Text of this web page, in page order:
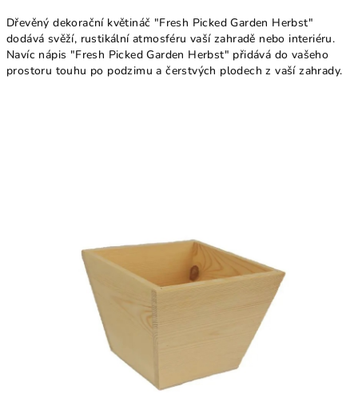
Dřevěný dekorační květináč "Fresh Picked Garden Herbst"
dodává svěží, rustikální atmosféru vaší zahradě nebo interiéru.
Navíc nápis "Fresh Picked Garden Herbst" přidává do vašeho
prostoru touhu po podzimu a čerstvých plodech z vaší zahrady.